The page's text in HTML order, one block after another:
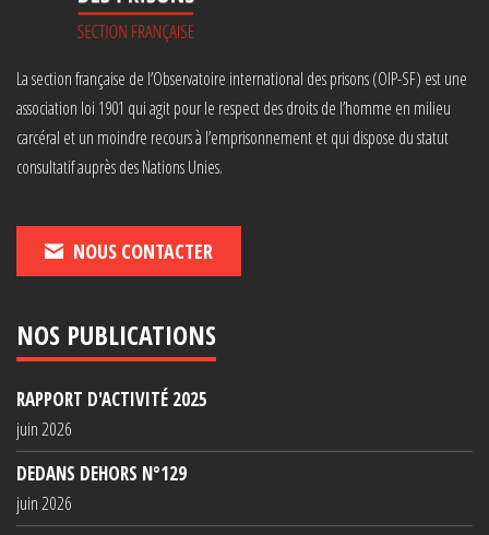
La section française de l’Observatoire international des prisons (OIP-SF) est une
association loi 1901 qui agit pour le respect des droits de l’homme en milieu
carcéral et un moindre recours à l’emprisonnement et qui dispose du statut
consultatif auprès des Nations Unies.
NOUS CONTACTER
NOS PUBLICATIONS
RAPPORT D'ACTIVITÉ 2025
juin 2026
DEDANS DEHORS N°129
juin 2026